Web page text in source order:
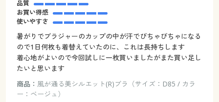
品質
お買い得感
使いやすさ
暑がりでブラジャーのカップの中が汗でびちゃびちゃになる
ので1日何枚も着替えていたのに、これは長持ちします
着心地がよいので今回試しに一枚買いましたがまた買い足し
たいと思います
商品： 風が通る美シルエット(R)ブラ（サイズ：D85 / カラ
ー：ベージュ）